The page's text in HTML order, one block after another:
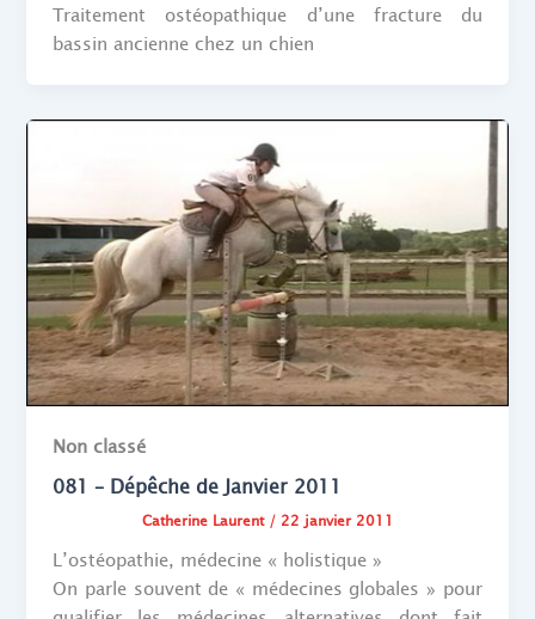
Traitement ostéopathique d’une fracture du
bassin ancienne chez un chien
Non classé
081 – Dépêche de Janvier 2011
Catherine Laurent/ 22 janvier 2011
L’ostéopathie, médecine « holistique »
On parle souvent de « médecines globales » pour